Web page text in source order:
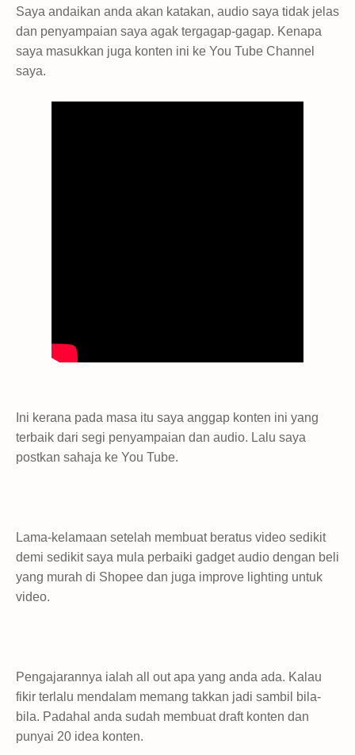
Saya andaikan anda akan katakan, audio saya tidak jelas
dan penyampaian saya agak tergagap-gagap. Kenapa
saya masukkan juga konten ini ke You Tube Channel
saya.
Ini kerana pada masa itu saya anggap konten ini yang
terbaik dari segi penyampaian dan audio. Lalu saya
postkan sahaja ke You Tube.
Lama-kelamaan setelah membuat beratus video sedikit
demi sedikit saya mula perbaiki gadget audio dengan beli
yang murah di Shopee dan juga improve lighting untuk
video.
Pengajarannya ialah all out apa yang anda ada. Kalau
fikir terlalu mendalam memang takkan jadi sambil bila-
bila. Padahal anda sudah membuat draft konten dan
punyai 20 idea konten.